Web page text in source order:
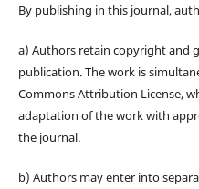
By publishing in this journal,
a) Authors retain copyright and
publication. The work is
Commons Attribution License,
adaptation of the work with
the journal.
b) Authors may enter into